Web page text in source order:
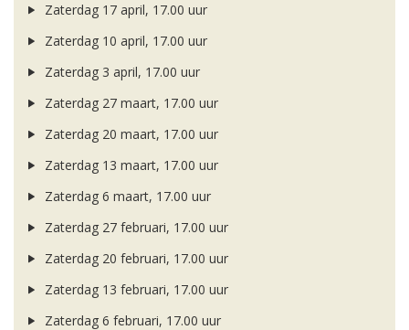
Zaterdag 17 april, 17.00 uur
Zaterdag 10 april, 17.00 uur
Zaterdag 3 april, 17.00 uur
Zaterdag 27 maart, 17.00 uur
Zaterdag 20 maart, 17.00 uur
Zaterdag 13 maart, 17.00 uur
Zaterdag 6 maart, 17.00 uur
Zaterdag 27 februari, 17.00 uur
Zaterdag 20 februari, 17.00 uur
Zaterdag 13 februari, 17.00 uur
Zaterdag 6 februari, 17.00 uur